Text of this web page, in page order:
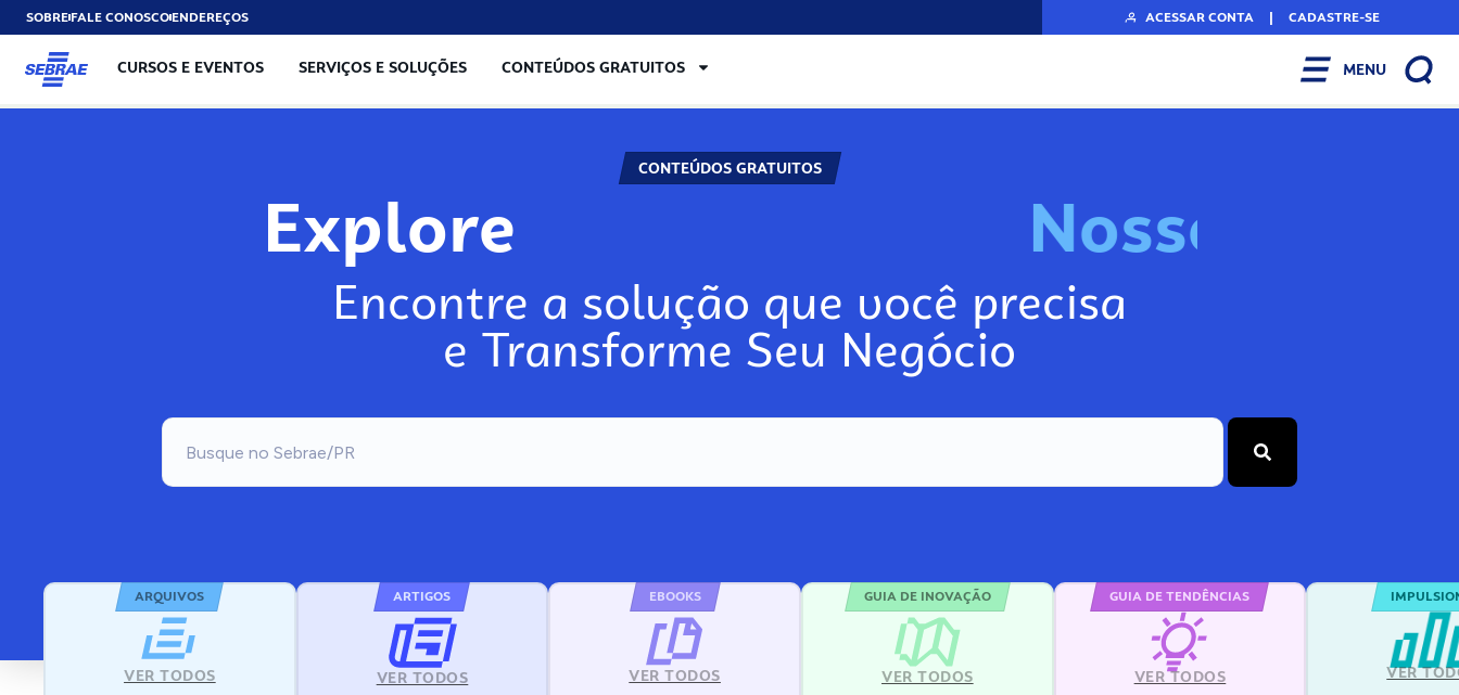
SOBREFALE CONOSCOENDEREÇOS ACESSAR CONTA | CADASTRE-SE
CURSOS E EVENTOS SERVIÇOS E SOLUÇÕES CONTEÚDOS GRATUITOS MENU
CONTEÚDOS GRATUITOS
Explore Nosso
Encontre a solução que você precisa
e Transforme Seu Negócio
ARQUIVOS
VER TODOS
ARTIGOS
VER TODOS
EBOOKS
VER TODOS
GUIA DE INOVAÇÃO
VER TODOS
GUIA DE TENDÊNCIAS
VER TODOS VER